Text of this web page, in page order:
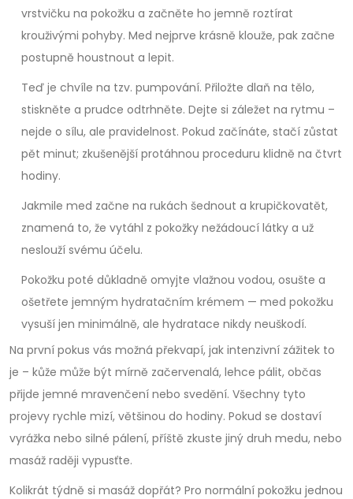
vrstvičku na pokožku a začněte ho jemně roztírat
krouživými pohyby. Med nejprve krásně klouže, pak začne
postupně houstnout a lepit.
Teď je chvíle na tzv. pumpování. Přiložte dlaň na tělo,
stiskněte a prudce odtrhněte. Dejte si záležet na rytmu –
nejde o sílu, ale pravidelnost. Pokud začínáte, stačí zůstat
pět minut; zkušenější protáhnou proceduru klidně na čtvrt
hodiny.
Jakmile med začne na rukách šednout a krupičkovatět,
znamená to, že vytáhl z pokožky nežádoucí látky a už
neslouží svému účelu.
Pokožku poté důkladně omyjte vlažnou vodou, osušte a
ošetřete jemným hydratačním krémem — med pokožku
vysuší jen minimálně, ale hydratace nikdy neuškodí.
Na první pokus vás možná překvapí, jak intenzivní zážitek to
je – kůže může být mírně začervenalá, lehce pálit, občas
přijde jemné mravenčení nebo svedění. Všechny tyto
projevy rychle mizí, většinou do hodiny. Pokud se dostaví
vyrážka nebo silné pálení, příště zkuste jiný druh medu, nebo
masáž raději vypusťte.
Kolikrát týdně si masáž dopřát? Pro normální pokožku jednou